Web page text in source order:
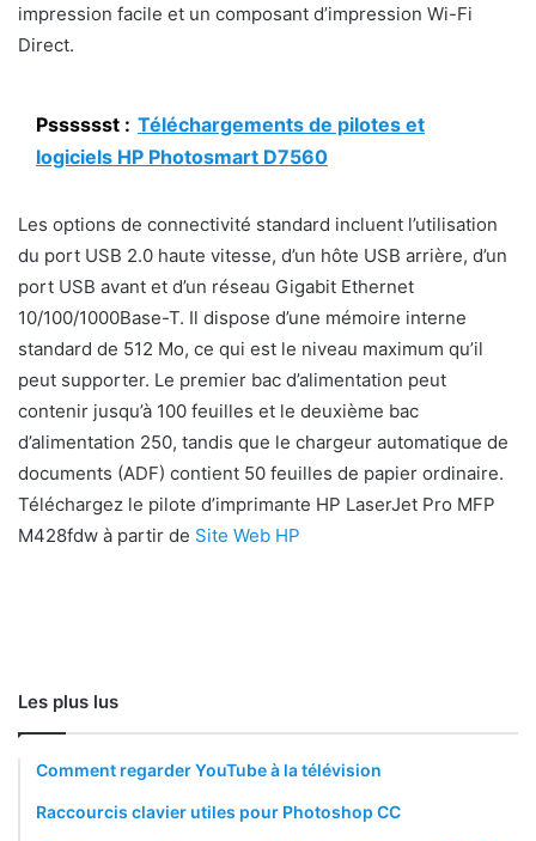
impression facile et un composant d’impression Wi-Fi
Direct.
Psssssst : Téléchargements de pilotes et
logiciels HP Photosmart D7560
Les options de connectivité standard incluent l’utilisation
du port USB 2.0 haute vitesse, d’un hôte USB arrière, d’un
port USB avant et d’un réseau Gigabit Ethernet
10/100/1000Base-T. Il dispose d’une mémoire interne
standard de 512 Mo, ce qui est le niveau maximum qu’il
peut supporter. Le premier bac d’alimentation peut
contenir jusqu’à 100 feuilles et le deuxième bac
d’alimentation 250, tandis que le chargeur automatique de
documents (ADF) contient 50 feuilles de papier ordinaire.
Téléchargez le pilote d’imprimante HP LaserJet Pro MFP
M428fdw à partir de Site Web HP
Les plus lus
Comment regarder YouTube à la télévision
Raccourcis clavier utiles pour Photoshop CC